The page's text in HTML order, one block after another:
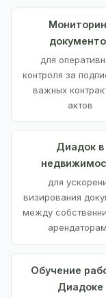
для
контроля за
важных
актов
Диадок в
для
визирования
между
Обучение
Диадоке